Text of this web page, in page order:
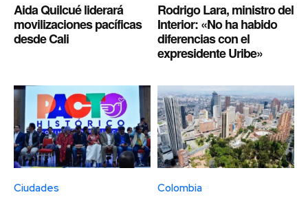
Aida Quilcué liderará
movilizaciones pacíficas
desde Cali
Rodrigo Lara, ministro del
Interior: «No ha habido
diferencias con el
expresidente Uribe»
Ciudades Colombia